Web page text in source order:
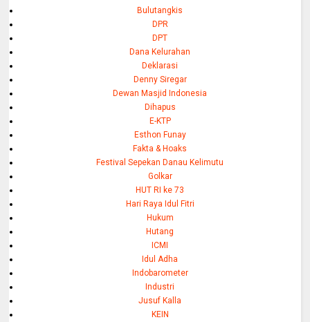
Bulutangkis
DPR
DPT
Dana Kelurahan
Deklarasi
Denny Siregar
Dewan Masjid Indonesia
Dihapus
E-KTP
Esthon Funay
Fakta & Hoaks
Festival Sepekan Danau Kelimutu
Golkar
HUT RI ke 73
Hari Raya Idul Fitri
Hukum
Hutang
ICMI
Idul Adha
Indobarometer
Industri
Jusuf Kalla
KEIN